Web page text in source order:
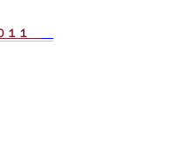
１１